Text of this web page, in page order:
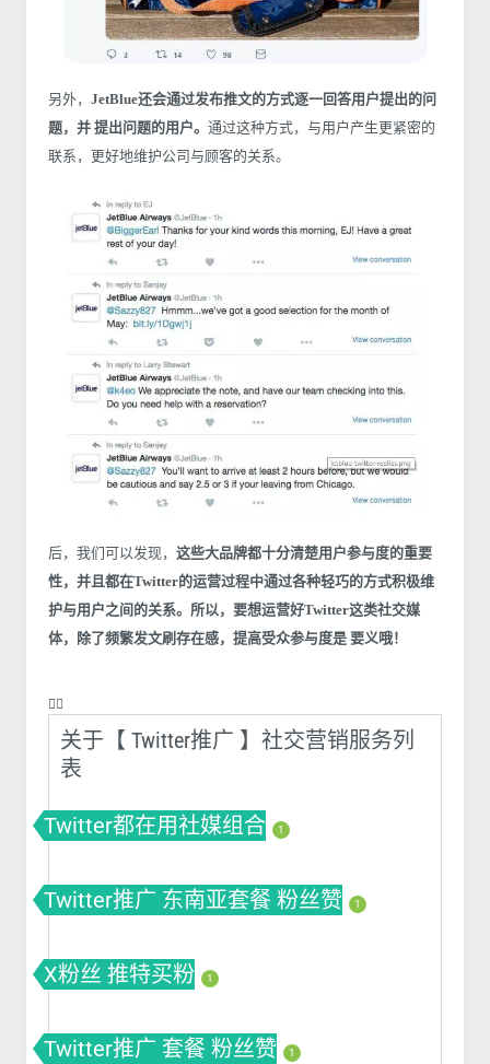
另外， JetBlue还会通过发布推文的方式逐一回答用户提出的问
题，并 提出问题的用户。 通过这种方式，与用户产生更紧密的
联系，更好地维护公司与顾客的关系。
后，我们可以发现， 这些大品牌都十分清楚用户参与度的重要
性，并且都在Twitter的运营过程中通过各种轻巧的方式积极维
护与用户之间的关系。所以，要想运营好Twitter这类社交媒
体，除了频繁发文刷存在感，提高受众参与度是 要义哦！
❤️‍🔥
关于【 Twitter推广 】社交营销服务列
表
Twitter都在用社媒组合 1
Twitter推广 东南亚套餐 粉丝赞 1
X粉丝 推特买粉 1
Twitter推广 套餐 粉丝赞 1